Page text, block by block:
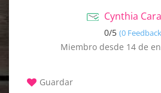
Cynthia
0/5 (0
Miembro desde 14 de
Guardar